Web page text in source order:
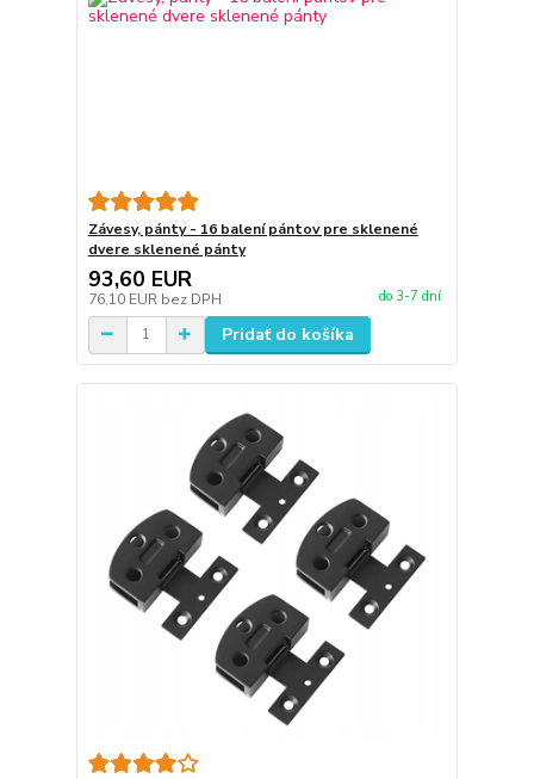
Závesy, pánty - 16 balení pántov pre sklenené
dvere sklenené pánty
93,60 EUR
76,10 EUR bez DPH do 3-7 dní
Pridať do košíka